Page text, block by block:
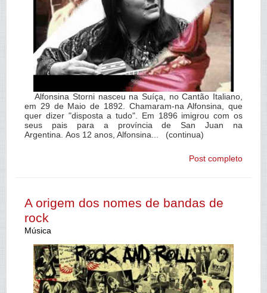
Alfonsina Storni nasceu na Suíça, no Cantão Italiano,
em 29 de Maio de 1892. Chamaram-na Alfonsina, que
quer dizer "disposta a tudo". Em 1896 imigrou com os
seus pais para a província de San Juan na
Argentina. Aos 12 anos, Alfonsina... (continua)
Post completo
A origem dos nomes de bandas de
rock
Música